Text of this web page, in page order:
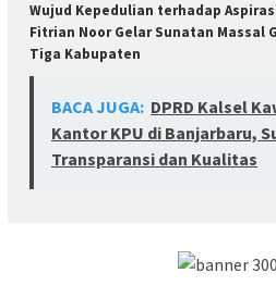
Wujud Kepedulian terhadap
Fitrian Noor Gelar Sunatan Massal
Tiga Kabupaten
BACA JUGA: DPRD Kalsel
Kantor KPU di Banjarbaru,
Transparansi dan Kualitas